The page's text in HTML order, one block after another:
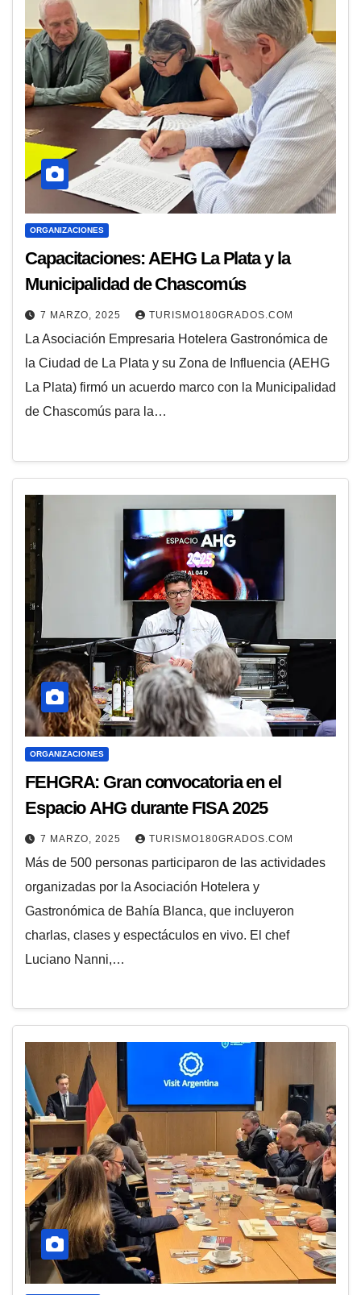
ORGANIZACIONES
Capacitaciones: AEHG La Plata y la
Municipalidad de Chascomús
7 MARZO, 2025 TURISMO180GRADOS.COM
La Asociación Empresaria Hotelera Gastronómica de
la Ciudad de La Plata y su Zona de Influencia (AEHG
La Plata) firmó un acuerdo marco con la Municipalidad
de Chascomús para la…
ORGANIZACIONES
FEHGRA: Gran convocatoria en el
Espacio AHG durante FISA 2025
7 MARZO, 2025 TURISMO180GRADOS.COM
Más de 500 personas participaron de las actividades
organizadas por la Asociación Hotelera y
Gastronómica de Bahía Blanca, que incluyeron
charlas, clases y espectáculos en vivo. El chef
Luciano Nanni,…